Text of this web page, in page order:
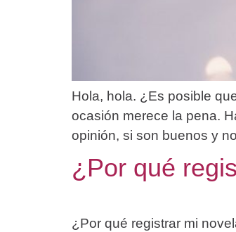
Hola, hola. ¿Es posible
ocasión merece la pena.
opinión, si son buenos y
¿Por qué
¿Por qué registrar mi